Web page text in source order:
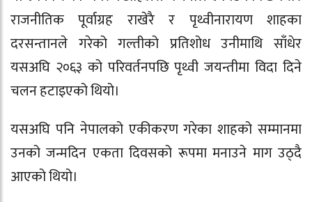
राजनीतिक पूर्वाग्रह राखेरै र पृथ्वीनारायण शाहका
दरसन्तानले गरेको गल्तीको प्रतिशोध उनीमाथि साँधेर
यसअघि २०६३ को परिवर्तनपछि पृथ्वी जयन्तीमा विदा दिने
चलन हटाइएको थियो।
यसअघि पनि नेपालको एकीकरण गरेका शाहको सम्मानमा
उनको जन्मदिन एकता दिवसको रूपमा मनाउने माग उठ्दै
आएको थियो।